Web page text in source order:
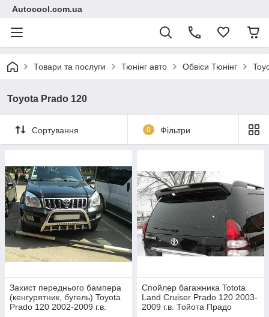
Autocool.com.ua
Товари та послуги Тюнінг авто Обвіси Тюнінг
Toyota Prado 120
Сортування 0 Фільтри
Захист переднього бампера
(кенгурятник, бугель) Toyota
Prado 120 2002-2009 г.в.
Спойлер багажника Totota
Land Cruiser Prado 120 2003-
2009 г.в. Тойота Прадо